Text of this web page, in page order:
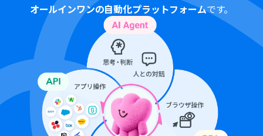
オールインワンの自動化プラットフォームです。